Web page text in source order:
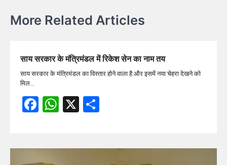
More Related Articles
साय सरकार के मंत्रिमंडल में रिकेश सेन का नाम तय
साय सरकार के मंत्रिमंडल का विस्तार होने वाला है.और इसमें नया चेहरा देखने को
मिल…
Facebook
WhatsApp
X